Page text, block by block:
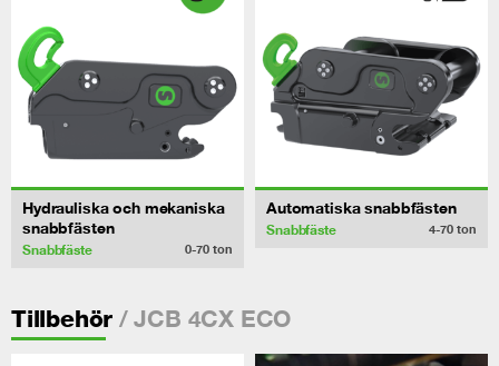
Hydrauliska och mekaniska
snabbfästen
Snabbfäste 0-70 ton
Automatiska snabbfästen
Snabbfäste 4-70 ton
Tillbehör / JCB 4CX ECO